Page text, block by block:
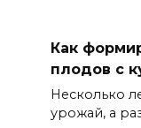
Как
плодов с
Несколько
урожай, а